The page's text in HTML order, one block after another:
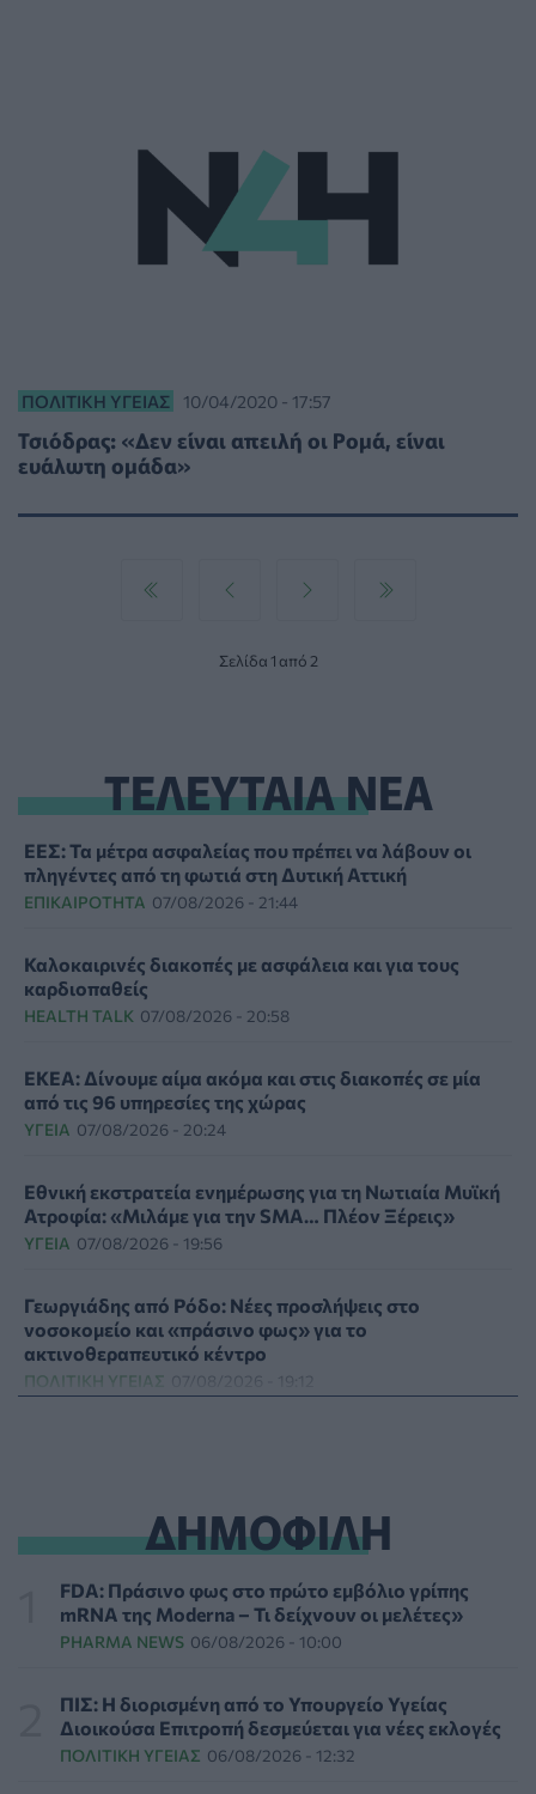
ΠΟΛΙΤΙΚΉ ΥΓΕΊΑΣ 10/04/2020 - 17:57
Τσιόδρας: «Δεν είναι απειλή οι Ρομά, είναι
ευάλωτη ομάδα»
Σελίδα 1 από 2
ΤΕΛΕΥΤΑΙΑ ΝΕΑ
ΕΕΣ: Τα μέτρα ασφαλείας που πρέπει να λάβουν οι
πληγέντες από τη φωτιά στη Δυτική Αττική
ΕΠΙΚΑΙΡΌΤΗΤΑ 07/08/2026 - 21:44
Καλοκαιρινές διακοπές με ασφάλεια και για τους
καρδιοπαθείς
HEALTH TALK 07/08/2026 - 20:58
ΕΚΕΑ: Δίνουμε αίμα ακόμα και στις διακοπές σε μία
από τις 96 υπηρεσίες της χώρας
ΥΓΕΊΑ 07/08/2026 - 20:24
Εθνική εκστρατεία ενημέρωσης για τη Νωτιαία Μυϊκή
Ατροφία: «Μιλάμε για την SMA… Πλέον Ξέρεις»
ΥΓΕΊΑ 07/08/2026 - 19:56
Γεωργιάδης από Ρόδο: Νέες προσλήψεις στο
νοσοκομείο και «πράσινο φως» για το
ακτινοθεραπευτικό κέντρο
ΠΟΛΙΤΙΚΉ ΥΓΕΊΑΣ 07/08/2026 - 19:12
Τι μπορεί να μας διδάξει η νέα ταινία του Spider-Man
για την απώλεια και το πένθος
ΨΥΧΙΚΉ ΥΓΕΊΑ 07/08/2026 - 18:11
την ενίσχυση της βιοασφάλειας από το ΥΠΑΑΤ
ΕΠΙΚΑΙΡΌΤΗΤΑ 07/08/2026 - 17:42
ΔΗΜΟΦΙΛΗ
FDA: Πράσινο φως στο πρώτο εμβόλιο γρίπης
mRNA της Moderna – Τι δείχνουν οι μελέτες»
PHARMA NEWS 06/08/2026 - 10:00
ΠΙΣ: Η διορισμένη από το Υπουργείο Υγείας
Διοικούσα Επιτροπή δεσμεύεται για νέες εκλογές
ΠΟΛΙΤΙΚΉ ΥΓΕΊΑΣ 06/08/2026 - 12:32